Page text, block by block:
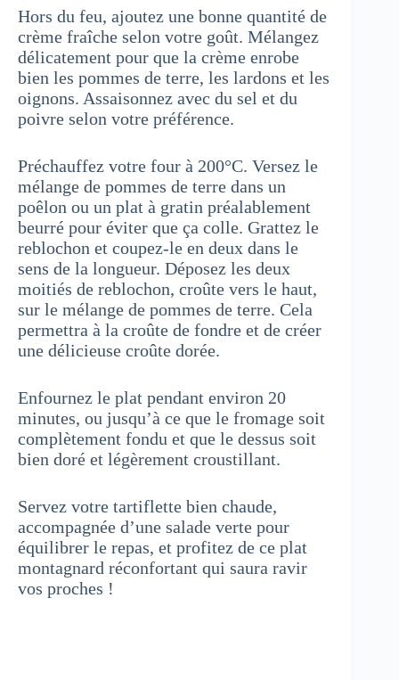
Hors du feu, ajoutez une bonne quantité de
crème fraîche selon votre goût. Mélangez
délicatement pour que la crème enrobe
bien les pommes de terre, les lardons et les
oignons. Assaisonnez avec du sel et du
poivre selon votre préférence.
Préchauffez votre four à 200°C. Versez le
mélange de pommes de terre dans un
poêlon ou un plat à gratin préalablement
beurré pour éviter que ça colle. Grattez le
reblochon et coupez-le en deux dans le
sens de la longueur. Déposez les deux
moitiés de reblochon, croûte vers le haut,
sur le mélange de pommes de terre. Cela
permettra à la croûte de fondre et de créer
une délicieuse croûte dorée.
Enfournez le plat pendant environ 20
minutes, ou jusqu’à ce que le fromage soit
complètement fondu et que le dessus soit
bien doré et légèrement croustillant.
Servez votre tartiflette bien chaude,
accompagnée d’une salade verte pour
équilibrer le repas, et profitez de ce plat
montagnard réconfortant qui saura ravir
vos proches !